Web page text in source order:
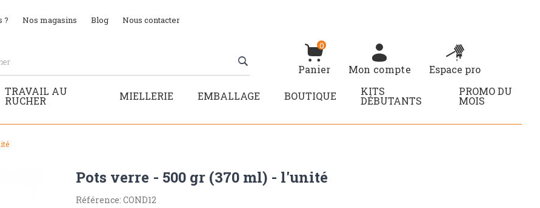
? Nos magasins Blog Nous contacter
0
Panier Mon compte Espace pro
TRAVAIL AU
RUCHER MIELLERIE EMBALLAGE BOUTIQUE KITS
DÉBUTANTS
PROMO DU
MOIS
Pots verre - 500 gr (370 ml) - l'unité
Référence: COND12